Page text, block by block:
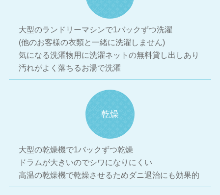
大型のランドリーマシンで1バックずつ洗濯
(他のお客様の衣類と一緒に洗濯しません)
気になる洗濯物用に洗濯ネットの無料貸し出しあり
汚れがよく落ちるお湯で洗濯
乾燥
大型の乾燥機で1バックずつ乾燥
ドラムが大きいのでシワになりにくい
高温の乾燥機で乾燥させるためダニ退治にも効果的